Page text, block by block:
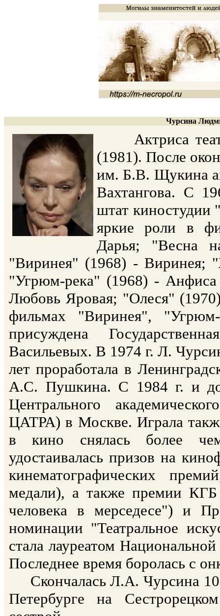
Чурсина
Актриса
(1981). После
им. Б.В. Щукина
Вахтангова. С
штат киностудии
яркие роли в
Дарья; "Весна
"Виринея" (1968) - Виринея;
"Угрюм-река" (1968) -
Любовь Яровая; "Олеся"
фильмах "Виринея",
присуждена
Васильевых. В 1974 г. Л.
лет проработала в
А.С. Пушкина. С 1984 г. и до
Центрального
ЦАТРА) в Москве. Играла
в кино снялась более
удостаивалась призов на
кинематографических
медали), а также премии
человека в мерседесе") и
номинации "Театральное
стала лауреатом
Последнее время боролась с
Скончалась Л.А. Чурсина 10
Петербурге на